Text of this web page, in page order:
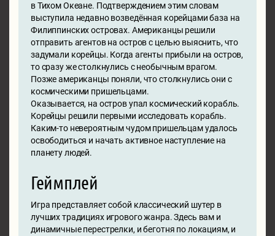
в Тихом Океане. Подтверждением этим словам
выступила недавно возведённая корейцами база на
Филиппинских островах. Американцы решили
отправить агентов на остров с целью выяснить, что
задумали корейцы. Когда агенты прибыли на остров,
то сразу же столкнулись с необычным врагом.
Позже американцы поняли, что столкнулись они с
космическими пришельцами.
Оказывается, на остров упал космический корабль.
Корейцы решили первыми исследовать корабль.
Каким-то невероятным чудом пришельцам удалось
освободиться и начать активное наступление на
планету людей.
Геймплей
Игра представляет собой классический шутер в
лучших традициях игрового жанра. Здесь вам и
динамичные перестрелки, и беготня по локациям, и